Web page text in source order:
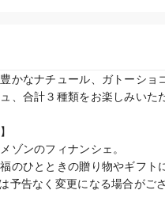
かなナチュール、ガトーシ
、合計３種類をお楽しみいた
ゾンのフィナンシェ。
のひとときの贈り物やギフト
予告なく変更になる場合がござ